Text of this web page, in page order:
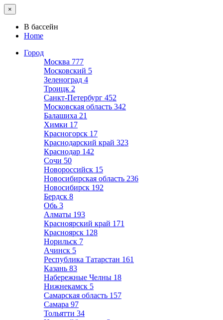
×
В бассейн
Home
Город
Москва 777
Московский 5
Зеленоград 4
Троицк 2
Санкт-Петербург 452
Московская область 342
Балашиха 21
Химки 17
Красногорск 17
Краснодарский край 323
Краснодар 142
Сочи 50
Новороссийск 15
Новосибирская область 236
Новосибирск 192
Бердск 8
Обь 3
Алматы 193
Красноярский край 171
Красноярск 128
Норильск 7
Ачинск 5
Республика Татарстан 161
Казань 83
Набережные Челны 18
Нижнекамск 5
Самарская область 157
Самара 97
Тольятти 34